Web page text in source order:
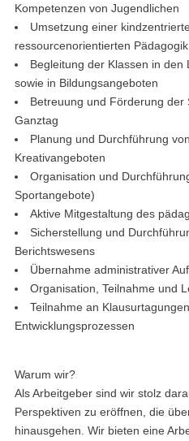
Kompetenzen von Jugendlichen
Umsetzung einer
ressourcenorientierten Pädagogik
Begleitung der Klassen in
sowie in Bildungsangeboten
Betreuung und Förderung der
Ganztag
Planung und Durchführung
Kreativangeboten
Organisation und
Sportangebote)
Aktive Mitgestaltung des
Sicherstellung und
Berichtswesens
Übernahme administrativer
Organisation, Teilnahme und
Teilnahme an
Entwicklungsprozessen
Warum wir?
Als Arbeitgeber sind wir stolz
Perspektiven zu eröffnen, die
hinausgehen. Wir bieten eine